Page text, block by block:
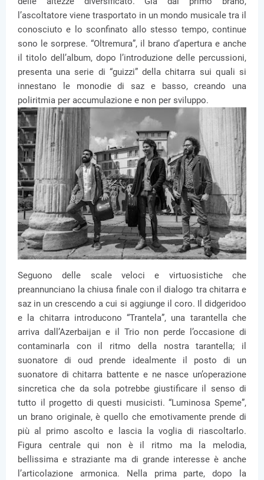
l’ascoltatore viene trasportato in un mondo musicale tra il
conosciuto e lo sconfinato allo stesso tempo, continue
sono le sorprese. “Oltremura”, il brano d’apertura e anche
il titolo dell’album, dopo l’introduzione delle percussioni,
presenta una serie di “guizzi” della chitarra sui quali si
innestano le monodie di saz e basso, creando una
poliritmia per accumulazione e non per sviluppo.
Seguono delle scale veloci e virtuosistiche che
preannunciano la chiusa finale con il dialogo tra chitarra e
saz in un crescendo a cui si aggiunge il coro. Il didgeridoo
e la chitarra introducono “Trantela”, una tarantella che
arriva dall’Azerbaijan e il Trio non perde l’occasione di
contaminarla con il ritmo della nostra tarantella; il
suonatore di oud prende idealmente il posto di un
suonatore di chitarra battente e ne nasce un’operazione
sincretica che da sola potrebbe giustificare il senso di
tutto il progetto di questi musicisti. “Luminosa Speme”,
un brano originale, è quello che emotivamente prende di
più al primo ascolto e lascia la voglia di riascoltarlo.
Figura centrale qui non è il ritmo ma la melodia,
bellissima e straziante ma di grande interesse è anche
l’articolazione armonica. Nella prima parte, dopo la